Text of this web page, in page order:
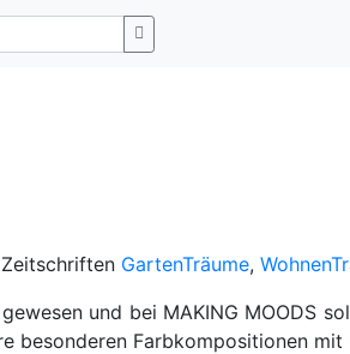
GartenTräume,
und bei MAKING MOODS
besonderen Farbkompositionen